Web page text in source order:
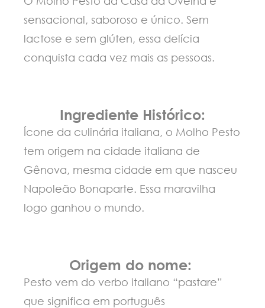
sensacional, saboroso e único. Sem
lactose e sem glúten, essa delícia
conquista cada vez mais as pessoas.
Ingrediente Histórico:
Ícone da culinária italiana, o Molho Pesto
tem origem na cidade italiana de
Gênova, mesma cidade em que nasceu
Napoleão Bonaparte. Essa maravilha
logo ganhou o mundo.
Origem do nome:
Pesto vem do verbo italiano “pastare”
que significa em português